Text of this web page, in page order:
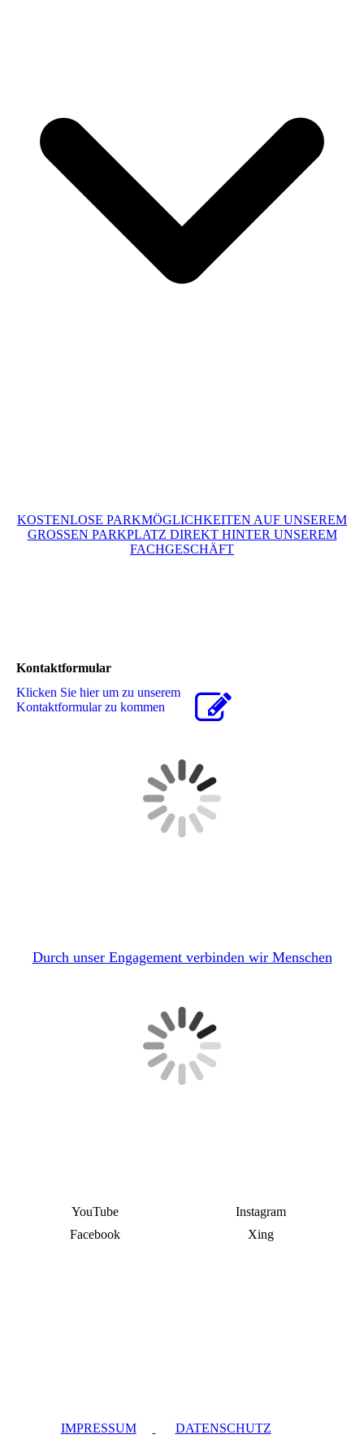
KOSTENLOSE PARKMÖGLICHKEITEN AUF UNSEREM
GROSSEN PARKPLATZ DIREKT HINTER UNSEREM
FACHGESCHÄFT
Kontaktformular
Klicken Sie hier um zu unserem
Kon­takt­for­mu­lar zu kommen
Durch unser Engagement verbinden wir Menschen
YouTube
Instagram
Facebook
Xing
IMPRESSUM DATENSCHUTZ